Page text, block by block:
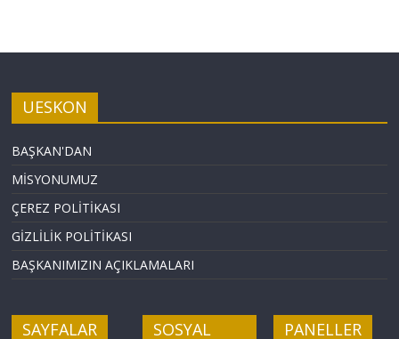
UESKON
BAŞKAN'DAN
MİSYONUMUZ
ÇEREZ POLİTİKASI
GİZLİLİK POLİTİKASI
BAŞKANIMIZIN AÇIKLAMALARI
SAYFALAR
SOSYAL
PANELLER